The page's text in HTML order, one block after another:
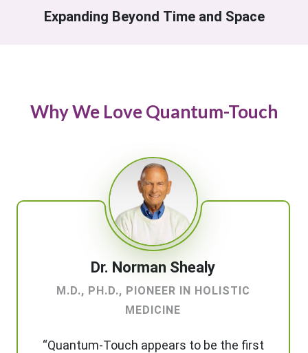
Expanding Beyond Time and Space
Why We Love Quantum-Touch
Dr. Norman Shealy
M.D., PH.D., PIONEER IN HOLISTIC
MEDICINE
“Quantum-Touch appears to be the first